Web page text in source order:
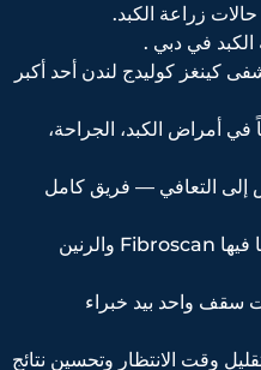
في دبي .
كوليدج لندن أحد أكبر
في أمراض الكبد، الجراحة،
إلى التعافي — فريق كامل
تقنيات التشخيص الأحدث بما فيها Fibroscan والرنين
سقف واحد بيد خبراء
وقت الانتظار وتحسين نتائج